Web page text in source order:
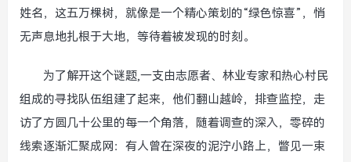
姓名，这五万棵树，就像是一个精心策划的“绿色惊喜”，悄
无声息地扎根于大地，等待着被发现的时刻。
为了解开这个谜题,一支由志愿者、林业专家和热心村民
组成的寻找队伍组建了起来，他们翻山越岭，排查监控，走
访了方圆几十公里的每一个角落，随着调查的深入，零碎的
线索逐渐汇聚成网：有人曾在深夜的泥泞小路上，瞥见一束